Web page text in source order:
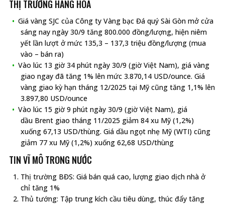
THỊ TRƯỜNG HÀNG HÓA
Giá vàng SJC của Công ty Vàng bạc Đá quý Sài Gòn mở cửa
sáng nay ngày 30/9 tăng 800.000 đồng/lượng, hiện niêm
yết lần lượt ở mức 135,3 – 137,3 triệu đồng/lượng (mua
vào – bán ra)
Vào lúc 13 giờ 34 phút ngày 30/9 (giờ Việt Nam), giá vàng
giao ngay đã tăng 1% lên mức 3.870,14 USD/ounce. Giá
vàng giao kỳ hạn tháng 12/2025 tại Mỹ cũng tăng 1,1% lên
3.897,80 USD/ounce
Vào lúc 15 giờ 9 phút ngày 30/9 (giờ Việt Nam), giá
dầu Brent giao tháng 11/2025 giảm 84 xu Mỹ (1,2%)
xuống 67,13 USD/thùng. Giá dầu ngọt nhẹ Mỹ (WTI) cũng
giảm 77 xu Mỹ (1,2%) xuống 62,68 USD/thùng
TIN VĨ MÔ TRONG NƯỚC
Thị trường BĐS: Giá bán quá cao, lượng giao dịch nhà ở
chỉ tăng 1%
Thủ tướng: Tập trung kích cầu tiêu dùng, thúc đẩy tăng